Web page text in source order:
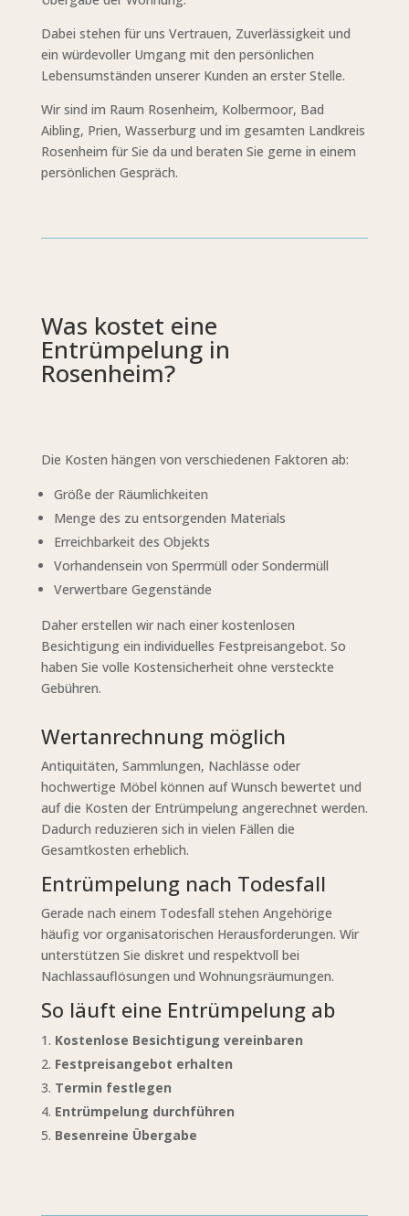
Dabei stehen für uns Vertrauen, Zuverlässigkeit und
ein würdevoller Umgang mit den persönlichen
Lebensumständen unserer Kunden an erster Stelle.
Wir sind im Raum Rosenheim, Kolbermoor, Bad
Aibling, Prien, Wasserburg und im gesamten Landkreis
Rosenheim für Sie da und beraten Sie gerne in einem
persönlichen Gespräch.
Was kostet eine
Entrümpelung in
Rosenheim?
Die Kosten hängen von verschiedenen Faktoren ab:
Größe der Räumlichkeiten
Menge des zu entsorgenden Materials
Erreichbarkeit des Objekts
Vorhandensein von Sperrmüll oder Sondermüll
Verwertbare Gegenstände
Daher erstellen wir nach einer kostenlosen
Besichtigung ein individuelles Festpreisangebot. So
haben Sie volle Kostensicherheit ohne versteckte
Gebühren.
Wertanrechnung möglich
Antiquitäten, Sammlungen, Nachlässe oder
hochwertige Möbel können auf Wunsch bewertet und
auf die Kosten der Entrümpelung angerechnet werden.
Dadurch reduzieren sich in vielen Fällen die
Gesamtkosten erheblich.
Entrümpelung nach Todesfall
Gerade nach einem Todesfall stehen Angehörige
häufig vor organisatorischen Herausforderungen. Wir
unterstützen Sie diskret und respektvoll bei
Nachlassauflösungen und Wohnungsräumungen.
So läuft eine Entrümpelung ab
Kostenlose Besichtigung vereinbaren
Festpreisangebot erhalten
Termin festlegen
Entrümpelung durchführen
Besenreine Übergabe